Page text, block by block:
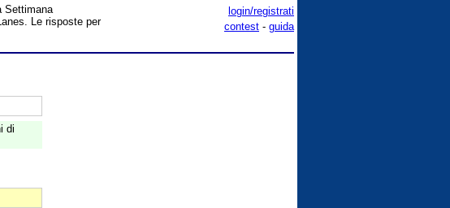
login/registrati
contest - guida
Settimana
Le risposte per
di